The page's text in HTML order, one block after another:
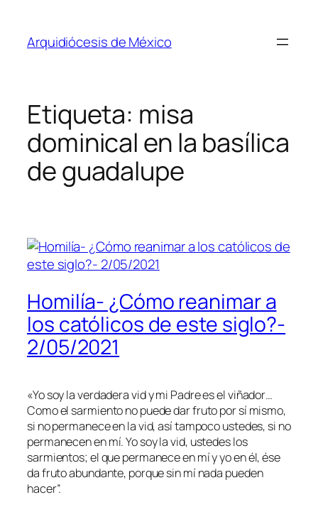
contenido
Arquidiócesis de México
Etiqueta: misa
dominical en la basílica
de guadalupe
Homilía- ¿Cómo reanimar a
los católicos de este siglo?-
2/05/2021
«Yo soy la verdadera vid y mi Padre es el viñador…
Como el sarmiento no puede dar fruto por sí mismo,
si no permanece en la vid, así tampoco ustedes, si no
permanecen en mí. Yo soy la vid, ustedes los
sarmientos; el que permanece en mí y yo en él, ése
da fruto abundante, porque sin mí nada pueden
hacer”.